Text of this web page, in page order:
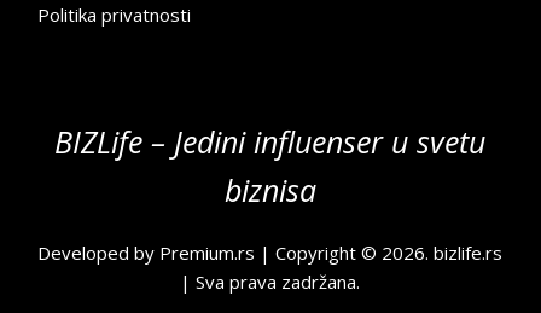
Politika privatnosti
BIZLife – Jedini influenser u svetu
biznisa
Developed by Premium.rs | Copyright © 2026.bizlife.rs
| Sva prava zadržana.